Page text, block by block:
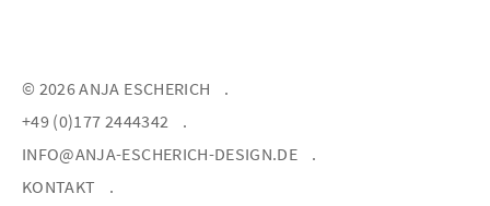
© 2026 ANJA ESCHERICH
+49 (0)177 2444342
INFO@ANJA-ESCHERICH-DESIGN.DE
KONTAKT